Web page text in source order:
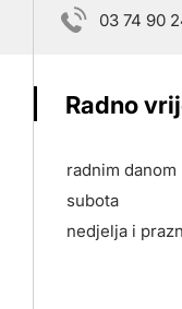
03 74 90
Radno
radnim danom
subota
nedjelja i